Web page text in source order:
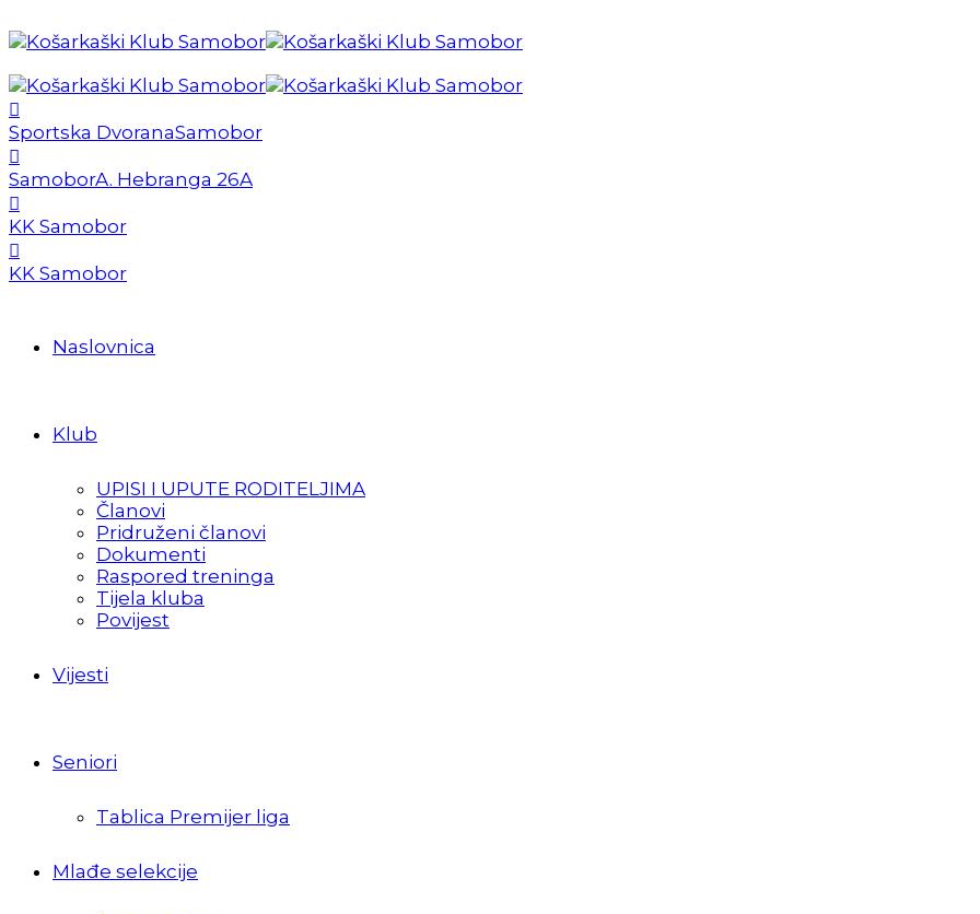
Sportska DvoranaSamobor
SamoborA. Hebranga 26A
KK Samobor
KK Samobor
Naslovnica
Klub
UPISI I UPUTE RODITELJIMA
Članovi
Pridruženi članovi
Dokumenti
Raspored treninga
Tijela kluba
Povijest
Vijesti
Seniori
Tablica Premijer liga
Mlađe selekcije